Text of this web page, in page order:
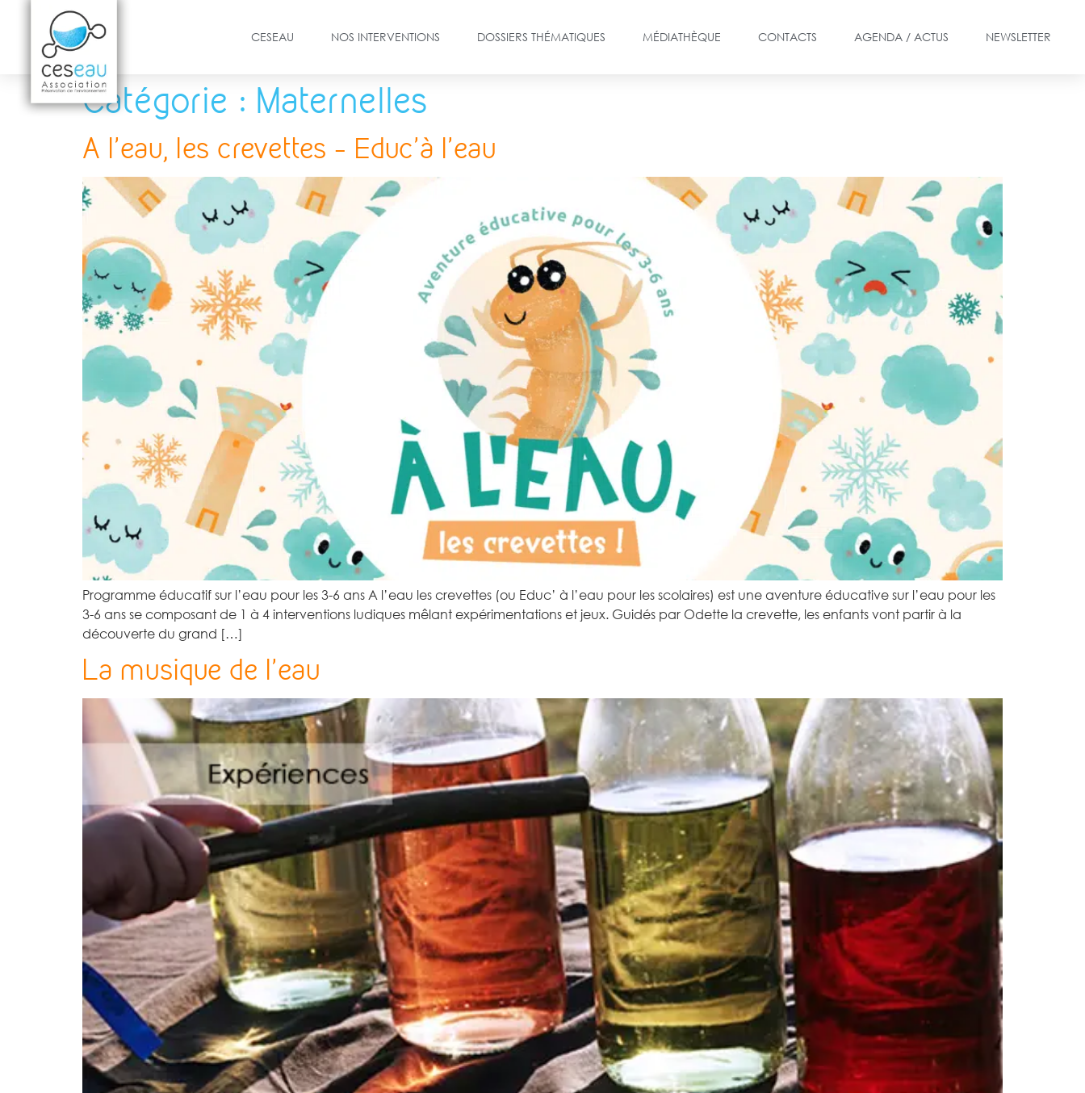
CESEAU NOS INTERVENTIONS DOSSIERS THÉMATIQUES MÉDIATHÈQUE CONTACTS AGENDA / ACTUS NEWSLETTER
Catégorie : Maternelles
A l’eau, les crevettes – Educ’à l’eau
Programme éducatif sur l’eau pour les 3-6 ans A l’eau les crevettes (ou Educ’ à l’eau pour les scolaires) est une aventure éducative sur l’eau pour les
3-6 ans se composant de 1 à 4 interventions ludiques mêlant expérimentations et jeux. Guidés par Odette la crevette, les enfants vont partir à la
découverte du grand […]
La musique de l’eau